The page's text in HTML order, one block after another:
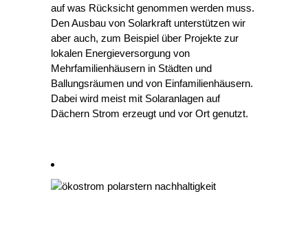
auf was Rücksicht genommen werden muss.
Den Ausbau von Solarkraft unterstützen wir
aber auch, zum Beispiel über Projekte zur
lokalen Energieversorgung von
Mehrfamilienhäusern in Städten und
Ballungsräumen und von Einfamilienhäusern.
Dabei wird meist mit Solaranlagen auf
Dächern Strom erzeugt und vor Ort genutzt.